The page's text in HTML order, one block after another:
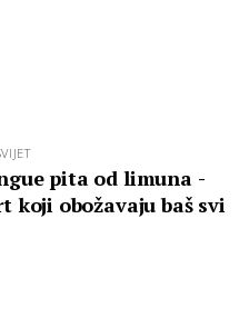
pita od limuna -
koji obožavaju baš svi